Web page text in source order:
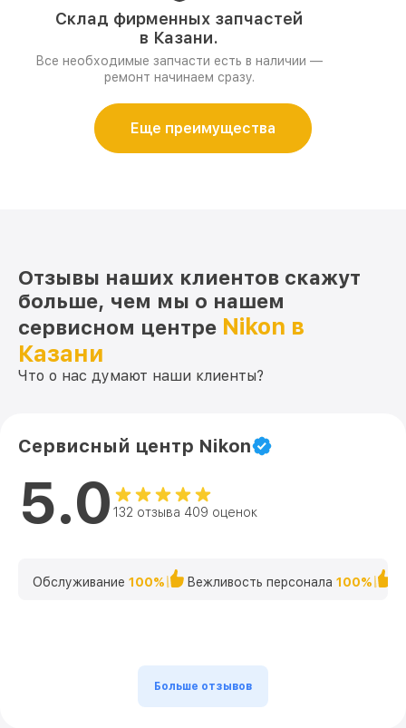
Склад фирменных запчастей
в Казани.
Все необходимые запчасти есть в наличии —
ремонт начинаем сразу.
Еще преимущества
Отзывы наших клиентов скажут
больше, чем мы о нашем
сервисном центре Nikon в
Казани
Что о нас думают наши клиенты?
Сервисный центр Nikon
5.0 132 отзыва 409 оценок
Обслуживание 100% Вежливость персонала 100%
Больше отзывов